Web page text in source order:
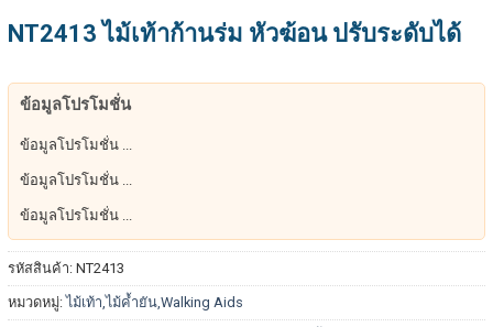
NT2413 ไม้เท้าก้านร่ม หัวฆ้อน ปรับระดับได้
ข้อมูลโปรโมชั่น
ข้อมูลโปรโมชั่น ...
ข้อมูลโปรโมชั่น ...
ข้อมูลโปรโมชั่น ...
รหัสสินค้า: NT2413
หมวดหมู่:ไม้เท้า,ไม้ค้ำยัน,Walking Aids